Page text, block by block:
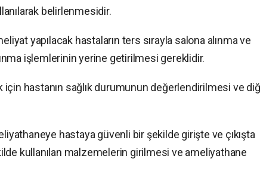
belirlenmesidir.
yapılacak hastaların ters sırayla salona alınma ve
işlemlerinin yerine getirilmesi gereklidir.
için hastanın sağlık durumunun değerlendirilmesi ve
hastaya güvenli bir şekilde girişte ve çıkışta
kullanılan malzemelerin girilmesi ve ameliyathane